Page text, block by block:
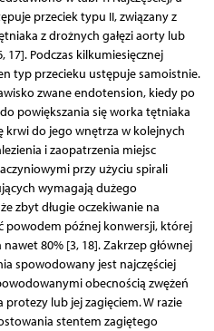
przeciek typu II, związany z
z drożnych gałęzi aorty lub
Podczas kilkumiesięcznej
typ przecieku ustępuje samoistnie.
zwane endotension, kiedy po
powiększania się worka tętniaka
krwi do jego wnętrza w kolejnych
i zaopatrzenia miejsc
przy użyciu spirali
wymagają dużego
zbyt długie oczekiwanie na
powodem późnej konwersji, której
80% [3, 18]. Zakrzep głównej
spowodowany jest najczęściej
obecnością zwężeń
lub jej zagięciem. W razie
stentem zagiętego